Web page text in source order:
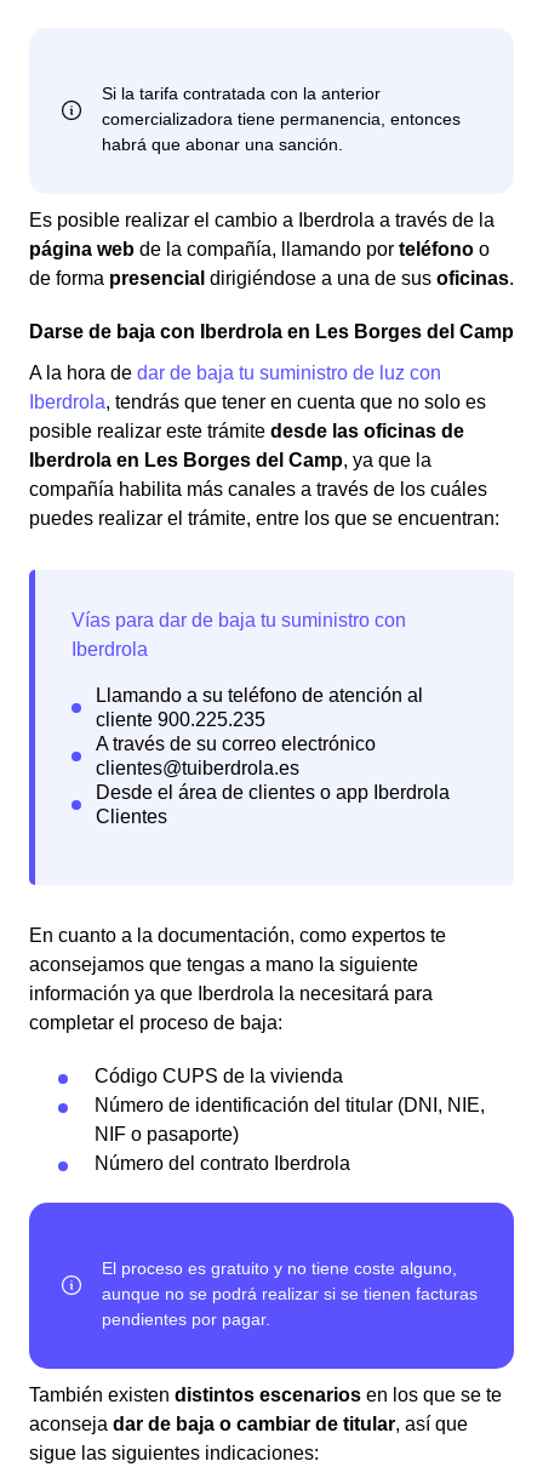
Es posible realizar el cambio a Iberdrola a través de la
página web de la compañía, llamando por teléfono o
de forma presencial dirigiéndose a una de sus oficinas.
Darse de baja con Iberdrola en Les Borges del Camp
A la hora de dar de baja tu suministro de luz con
Iberdrola, tendrás que tener en cuenta que no solo es
posible realizar este trámite desde las oficinas de
Iberdrola en Les Borges del Camp, ya que la
compañía habilita más canales a través de los cuáles
puedes realizar el trámite, entre los que se encuentran:
En cuanto a la documentación, como expertos te
aconsejamos que tengas a mano la siguiente
información ya que Iberdrola la necesitará para
completar el proceso de baja:
Código CUPS de la vivienda
Número de identificación del titular (DNI, NIE,
NIF o pasaporte)
Número del contrato Iberdrola
También existen distintos escenarios en los que se te
aconseja dar de baja o cambiar de titular, así que
sigue las siguientes indicaciones: